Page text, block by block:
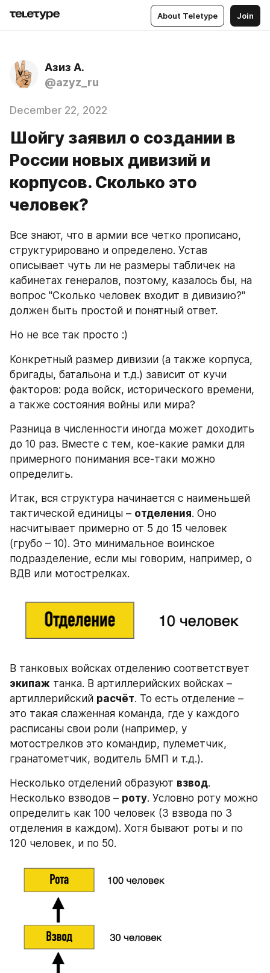
About Teletype Join
Азиз А.
@azyz_ru
December 22, 2022
Шойгу заявил о создании в
России новых дивизий и
корпусов. Сколько это
человек?
Все знают, что в армии все четко прописано,
структурировано и определено. Устав
описывает чуть ли не размеры табличек на
кабинетах генералов, поэтому, казалось бы, на
вопрос "Сколько человек входит в дивизию?"
должен быть простой и понятный ответ.
Но не все так просто :)
Конкретный размер дивизии (а также корпуса,
бригады, батальона и т.д.) зависит от кучи
факторов: рода войск, исторического времени,
а также состояния войны или мира?
Разница в численности иногда может доходить
до 10 раз. Вместе с тем, кое-какие рамки для
примерного понимания все-таки можно
определить.
Итак, вся структура начинается с наименьшей
тактической единицы – отделения. Оно
насчитывает примерно от 5 до 15 человек
(грубо – 10). Это минимальное воинское
подразделение, если мы говорим, например, о
ВДВ или мотострелках.
экипаж танка. В артиллерийских войсках –
артиллерийский расчёт. То есть отделение –
это такая слаженная команда, где у каждого
расписаны свои роли (например, у
мотострелков это командир, пулеметчик,
гранатометчик, водитель БМП и т.д.).
Несколько отделений образуют взвод.
Несколько взводов – роту. Условно роту можно
определить как 100 человек (3 взвода по 3
отделения в каждом). Хотя бывают роты и по
120 человек, и по 50.